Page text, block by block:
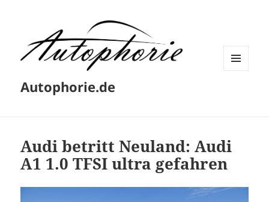
Autophorie.de
Audi betritt Neuland: Audi
A1 1.0 TFSI ultra gefahren